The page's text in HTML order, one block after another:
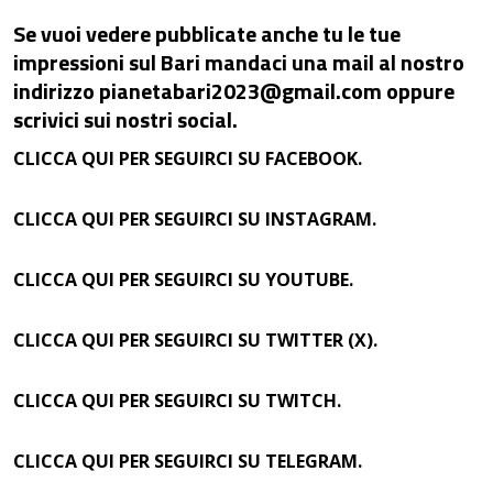
Se vuoi vedere pubblicate anche tu le tue
impressioni sul Bari mandaci una mail al nostro
indirizzo pianetabari2023@gmail.com oppure
scrivici sui nostri social.
CLICCA QUI PER SEGUIRCI SU FACEBOOK.
CLICCA QUI PER SEGUIRCI SU INSTAGRAM.
CLICCA QUI PER SEGUIRCI SU YOUTUBE.
CLICCA QUI PER SEGUIRCI SU TWITTER (X).
CLICCA QUI PER SEGUIRCI SU TWITCH.
CLICCA QUI PER SEGUIRCI SU TELEGRAM.